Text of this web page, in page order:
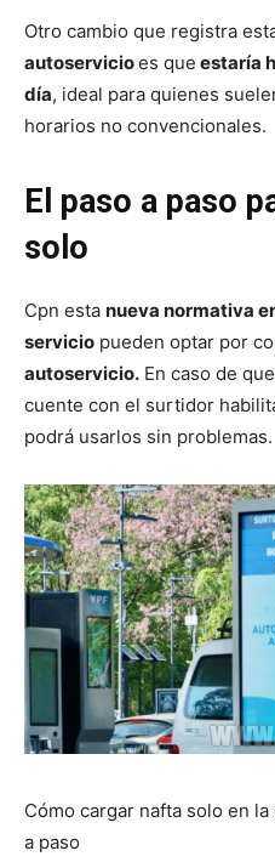
Otro cambio que registra
autoservicioes que estaría
día, ideal para quienes
horarios no convencionales.
El paso a paso
solo
Cpn esta nueva normativa
servicio pueden optar por
autoservicio. En caso de
cuente con el surtidor
podrá usarlos sin problemas.
Cómo cargar nafta solo en
a paso